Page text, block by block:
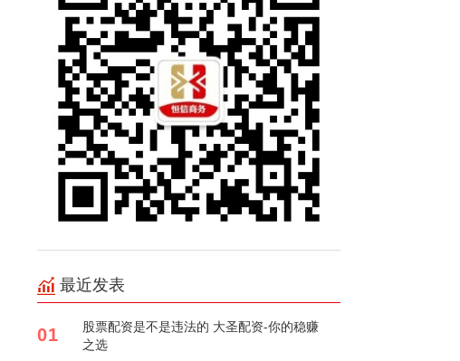
最近发表
01
股票配资是不是违法的 大圣配资-你的稳赚
之选